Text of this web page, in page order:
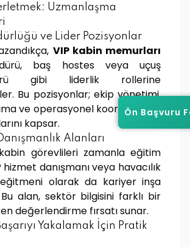
Ön Başvuru
Uzmanlaşma
ve Lider Pozisyonlar
VIP kabin memurları
baş hostes veya uçuş
gibi liderlik rollerine
Bu pozisyonlar; ekip yönetimi,
ve operasyonel koordinasyon
kapsar.
Alanları
görevlileri zamanla eğitim
hizmet danışmanı veya havacılık
olarak da kariyer inşa
alan, sektör bilgisini farklı bir
değerlendirme fırsatı sunar.
Yakalamak İçin Pratik
Ön Başvuru